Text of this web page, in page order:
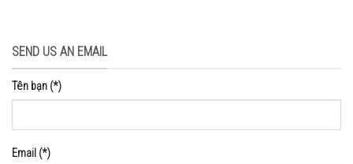
SEND US AN EMAIL
Tên bạn (*)
Email (*)